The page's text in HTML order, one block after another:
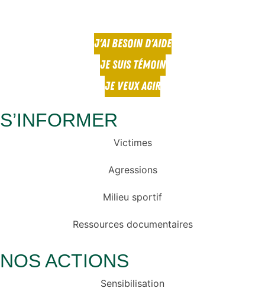
J'AI BESOIN D'AIDE
JE SUIS TÉMOIN
JE VEUX AGIR
S’INFORMER
Victimes
Agressions
Milieu sportif
Ressources documentaires
NOS ACTIONS
Sensibilisation